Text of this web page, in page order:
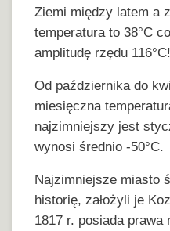
Ziemi między latem a
temperatura to 38°C
amplitudę rzędu 116°C!
Od października do
miesięczna
najzimniejszy jest
wynosi średnio -50°C.
Najzimniejsze miasto
historię, założyli je
1817 r. posiada prawa